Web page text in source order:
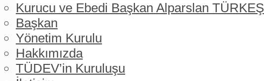
Kurucu ve Ebedi Başkan Alparslan TÜRKEŞ
Başkan
Yönetim Kurulu
Hakkımızda
TÜDEV’in Kuruluşu